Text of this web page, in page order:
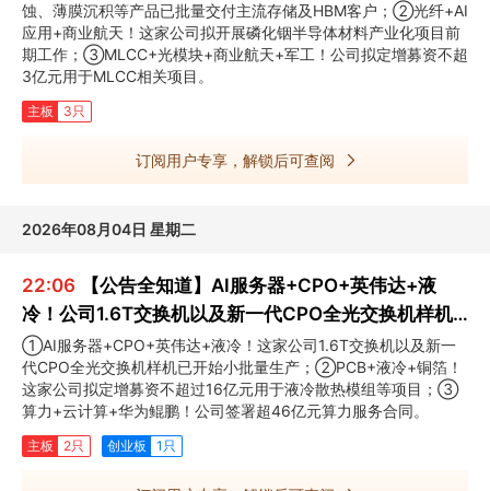
蚀、薄膜沉积等产品已批量交付主流存储及HBM客户；②光纤+AI
应用+商业航天！这家公司拟开展磷化铟半导体材料产业化项目前
期工作；③MLCC+光模块+商业航天+军工！公司拟定增募资不超
3亿元用于MLCC相关项目。
主板 3只
订阅用户专享，解锁后可查阅
2026年08月04日 星期二
22:06
【公告全知道】AI服务器+CPO+英伟达+液
冷！公司1.6T交换机以及新一代CPO全光交换机样机
已开始小批量生产
①AI服务器+CPO+英伟达+液冷！这家公司1.6T交换机以及新一
代CPO全光交换机样机已开始小批量生产；②PCB+液冷+铜箔！
这家公司拟定增募资不超过16亿元用于液冷散热模组等项目；③
算力+云计算+华为鲲鹏！公司签署超46亿元算力服务合同。
主板 2只 创业板 1只